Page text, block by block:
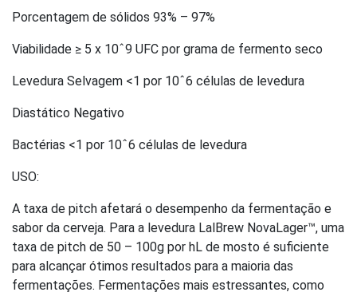
Porcentagem de sólidos 93% – 97%
Viabilidade ≥ 5 x 10ˆ9 UFC por grama de fermento seco
Levedura Selvagem <1 por 10ˆ6 células de levedura
Diastático Negativo
Bactérias <1 por 10ˆ6 células de levedura
USO:
A taxa de pitch afetará o desempenho da fermentação e
sabor da cerveja. Para a levedura LalBrew NovaLager™, uma
taxa de pitch de 50 – 100g por hL de mosto é suficiente
para alcançar ótimos resultados para a maioria das
fermentações. Fermentações mais estressantes, como